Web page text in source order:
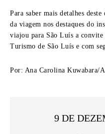
Para saber mais detalhes
da viagem nos destaques do
viajou para São Luís a
Turismo de São Luís e com
Por: Ana Carolina Kuwabara/
9 DE